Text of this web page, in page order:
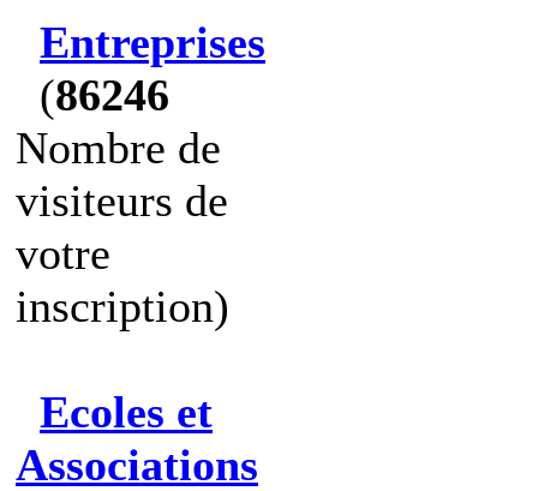
Entreprises
(86246
Nombre de
visiteurs de
votre
inscription)
Ecoles et
Associations